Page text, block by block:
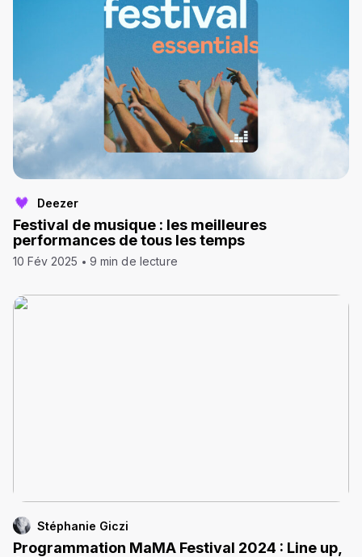
Deezer
Festival de musique : les meilleures
performances de tous les temps
10 Fév 2025 9 min de lecture
Stéphanie Giczi
Programmation MaMA Festival 2024 : Line up,